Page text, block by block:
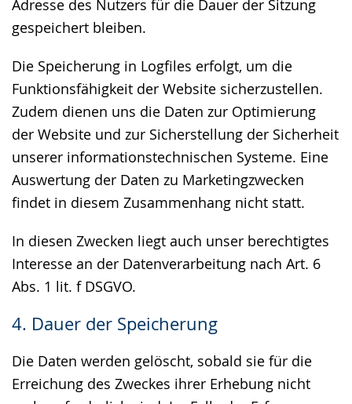
Adresse des Nutzers für die Dauer der Sitzung
gespeichert bleiben.
Die Speicherung in Logfiles erfolgt, um die
Funktionsfähigkeit der Website sicherzustellen.
Zudem dienen uns die Daten zur Optimierung
der Website und zur Sicherstellung der Sicherheit
unserer informationstechnischen Systeme. Eine
Auswertung der Daten zu Marketingzwecken
findet in diesem Zusammenhang nicht statt.
In diesen Zwecken liegt auch unser berechtigtes
Interesse an der Datenverarbeitung nach Art. 6
Abs. 1 lit. f DSGVO.
4. Dauer der Speicherung
Die Daten werden gelöscht, sobald sie für die
Erreichung des Zweckes ihrer Erhebung nicht